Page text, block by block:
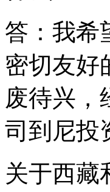
答：我希
密切友好
废待兴，
司到尼投
关于西藏